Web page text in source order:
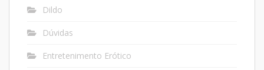
Dildo
Dúvidas
Entretenimento Erótico